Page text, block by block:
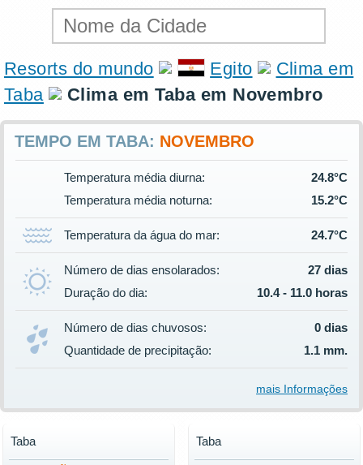
Resorts do mundo Egito
Clima em
Taba
Clima em Taba em Novembro
TEMPO EM TABA: NOVEMBRO
Temperatura média diurna:
24.8°C
Temperatura média noturna:
15.2°C
Temperatura da água do mar: 24.7°C
Número de dias ensolarados:
27 dias
Duração do dia:
10.4 - 11.0 horas
Número de dias chuvosos:
0 dias
Quantidade de precipitação:
1.1 mm.
mais Informações
Taba Taba